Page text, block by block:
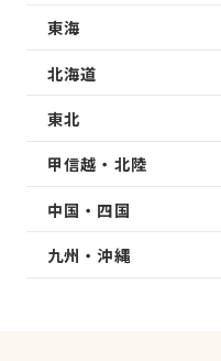
東海
北海道
東北
甲信越・北陸
中国・四国
九州・沖縄